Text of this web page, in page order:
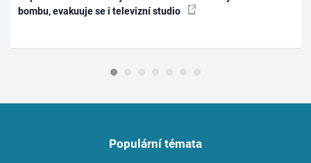
bombu, evakuuje se i televizní studio
Populární témata